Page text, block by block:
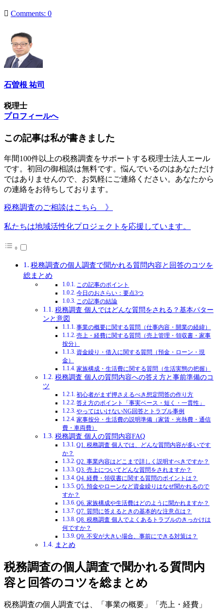
更
日
Comments: 0
石曽根 祐司
税理士
プロフィールへ
この記事は私が書きました
年間100件以上の税務調査をサポートする税理士法人エール
です。初回の御相談は無料です。悩んでいるのはあなただけ
ではありませんので、お気軽にご連絡ください。あなたから
の連絡をお待ちしております。
税務調査のご相談はこちら 》
私たちは地域活性化プロジェクトを応援しています。
税務調査の個人調査で聞かれる質問内容と回答のコツを
総まとめ
この記事のポイント
今日のおさらい：要点3つ
この記事の結論
税務調査 個人ではどんな質問をされる？基本パター
ンと意図
事業の概要に関する質問（仕事内容・開業の経緯）
売上・経費に関する質問（売上管理・領収書・家事
按分）
資金繰り・借入に関する質問（預金・ローン・現
金）
家族構成・生活費に関する質問（生活実態の把握）
税務調査 個人の質問内容への答え方と事前準備のコ
ツ
初心者がまず押さえるべき想定問答の作り方
答え方のポイント「事実ベース・短く・一貫性」
やってはいけないNG回答とトラブル事例
家事按分・生活費の説明準備（家賃・光熱費・通信
費・車両費）
税務調査 個人の質問内容FAQ
Q1. 税務調査 個人では、どんな質問内容が多いです
か？
Q2. 事業内容はどこまで詳しく説明すべきですか？
Q3. 売上についてどんな質問をされますか？
Q4. 経費・領収書に関する質問のポイントは？
Q5. 預金やローンなど資金繰りはなぜ聞かれるので
すか？
Q6. 家族構成や生活費はどのように聞かれますか？
Q7. 質問に答えるときの基本的な注意点は？
Q8. 税務調査 個人でよくあるトラブルのきっかけは
何ですか？
Q9. 不安が大きい場合、事前にできる対策は？
まとめ
税務調査の個人調査で聞かれる質問内
容と回答のコツを総まとめ
税務調査の個人調査では、「事業の概要」「売上・経費」